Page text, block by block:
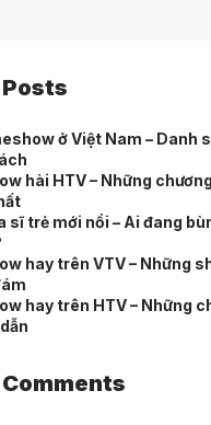
ở Việt Nam – Danh
hài HTV – Những
sĩ trẻ mới nổi – Ai đang
hay trên VTV – Những
hay trên HTV – Những